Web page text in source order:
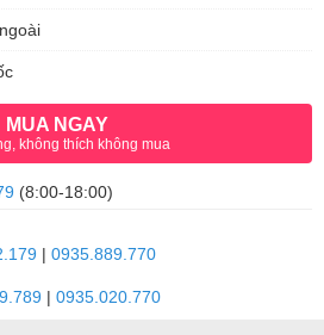
MUA NGAY
không thích không mua
(8:00-18:00)
| 0935.889.770
| 0935.020.770